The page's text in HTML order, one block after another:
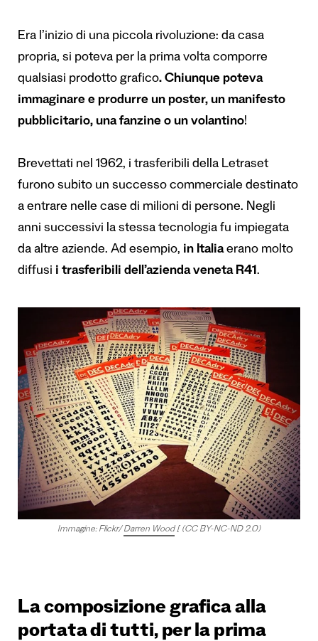
Era l’inizio di una piccola rivoluzione: da casa
propria, si poteva per la prima volta comporre
qualsiasi prodotto grafico. Chiunque poteva
immaginare e produrre un poster, un manifesto
pubblicitario, una fanzine o un volantino!
Brevettati nel 1962, i trasferibili della Letraset
furono subito un successo commerciale destinato
a entrare nelle case di milioni di persone. Negli
anni successivi la stessa tecnologia fu impiegata
da altre aziende. Ad esempio, in Italiaerano molto
diffusi i trasferibili dell’azienda veneta R41.
Immagine: Flickr/ Darren Wood[ (CC BY-NC-ND 2.0)
La composizione grafica alla
portata di tutti, per la prima